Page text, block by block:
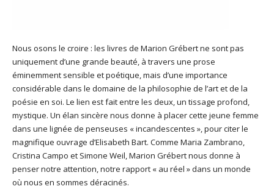
Nous osons le croire : les livres de Marion Grébert ne sont pas
uniquement d’une grande beauté, à travers une prose
éminemment sensible et poétique, mais d’une importance
considérable dans le domaine de la philosophie de l’art et de la
poésie en soi. Le lien est fait entre les deux, un tissage profond,
mystique. Un élan sincère nous donne à placer cette jeune femme
dans une lignée de penseuses « incandescentes », pour citer le
magnifique ouvrage d’Elisabeth Bart. Comme Maria Zambrano,
Cristina Campo et Simone Weil, Marion Grébert nous donne à
penser notre attention, notre rapport « au réel » dans un monde
où nous en sommes déracinés.